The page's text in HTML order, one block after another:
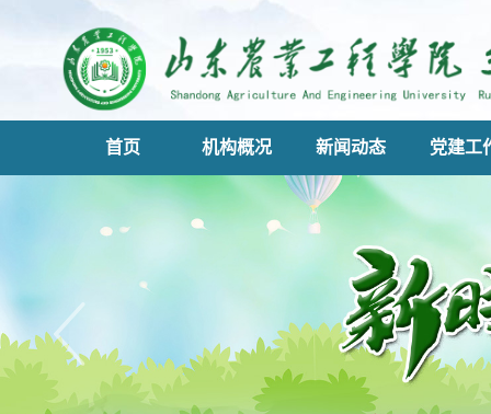
首页 机构概况 新闻动态 党建工